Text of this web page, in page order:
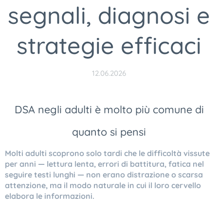
segnali, diagnosi e
strategie efficaci
12.06.2026
DSA negli adulti è molto più comune di
quanto si pensi
Molti adulti scoprono solo tardi che le difficoltà vissute
per anni — lettura lenta, errori di battitura, fatica nel
seguire testi lunghi — non erano distrazione o scarsa
attenzione, ma il modo naturale in cui il loro cervello
elabora le informazioni.